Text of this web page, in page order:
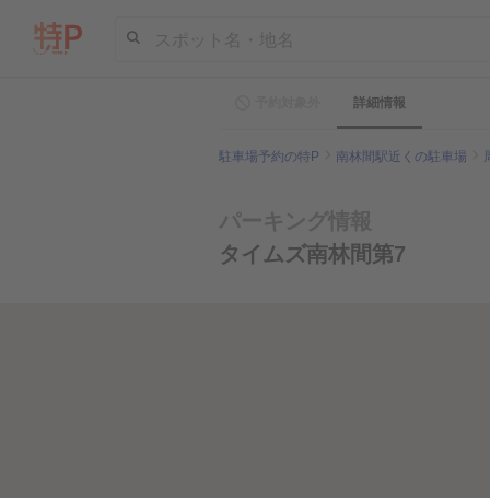
詳細情報
駐車場予約の特P 南林間駅近くの駐車場
タイムズ南林間第7